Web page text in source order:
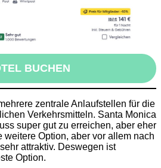
BUCHEN
zentrale Anlaufstellen für die
Verkehrsmitteln. Santa Monica
super gut zu erreichen, aber eher
weitere Option, aber vor allem nach
attraktiv. Deswegen ist
Option.